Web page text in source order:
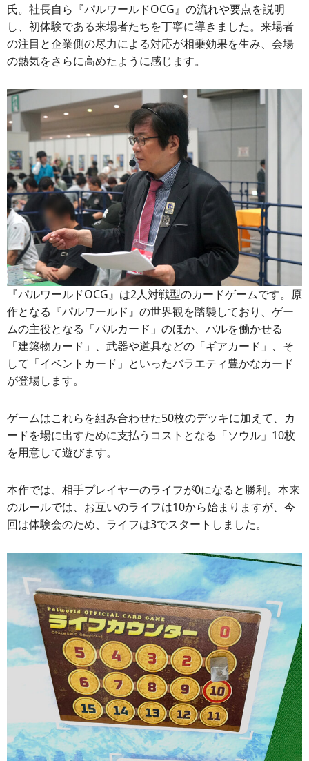
氏。社長自ら『パルワールドOCG』の流れや要点を説明
し、初体験である来場者たちを丁寧に導きました。来場者
の注目と企業側の尽力による対応が相乗効果を生み、会場
の熱気をさらに高めたように感じます。
『パルワールドOCG』は2人対戦型のカードゲームです。原
作となる『パルワールド』の世界観を踏襲しており、ゲー
ムの主役となる「パルカード」のほか、パルを働かせる
「建築物カード」、武器や道具などの「ギアカード」、そ
して「イベントカード」といったバラエティ豊かなカード
が登場します。
ゲームはこれらを組み合わせた50枚のデッキに加えて、カ
ードを場に出すために支払うコストとなる「ソウル」10枚
を用意して遊びます。
本作では、相手プレイヤーのライフが0になると勝利。本来
のルールでは、お互いのライフは10から始まりますが、今
回は体験会のため、ライフは3でスタートしました。